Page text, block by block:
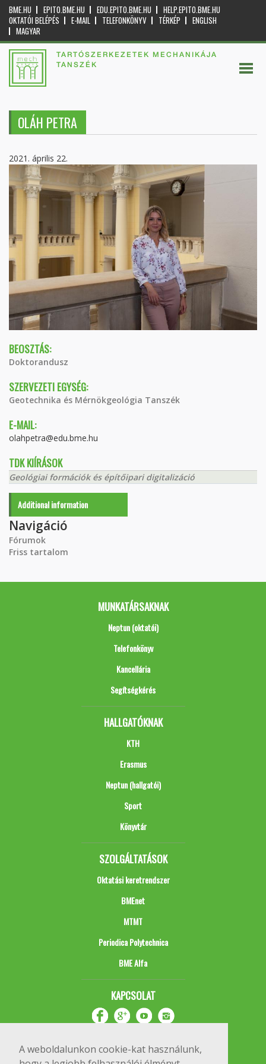
A weboldalunkon cookie-kat használunk,
BME.HU EPITO.BME.HU EDU.EPITO.BME.HU
HELP.EPITO.BME.HU
OKTATÓI BELÉPÉS
E-MAIL TELEFONKÖNYV TÉRKÉP
ENGLISH
MAGYAR
TARTÓSZERKEZETEK MECHANIKÁJA
TANSZÉK
OLÁH PETRA
2021. április 22.
BEOSZTÁS:
Doktorandusz
SZERVEZETI EGYSÉG:
Geotechnika és Mérnökgeológia Tanszék
E-MAIL:
olahpetra@edu.bme.hu
TDK KIÍRÁSOK
Geológiai formációk és építőipari digitalizáció
Additional information
Navigáció
Fórumok
Friss tartalom
MUNKATÁRSAKNAK
Neptun (oktatói)
Telefonkönyv
Kancellária
Segítségkérés
HALLGATÓKNAK
KTH
Erasmus
Neptun (hallgatói)
Sport
Könyvtár
SZOLGÁLTATÁSOK
Oktatási keretrendszer
BMEnet
MTMT
Periodica Polytechnica
BME Alfa
KAPCSOLAT